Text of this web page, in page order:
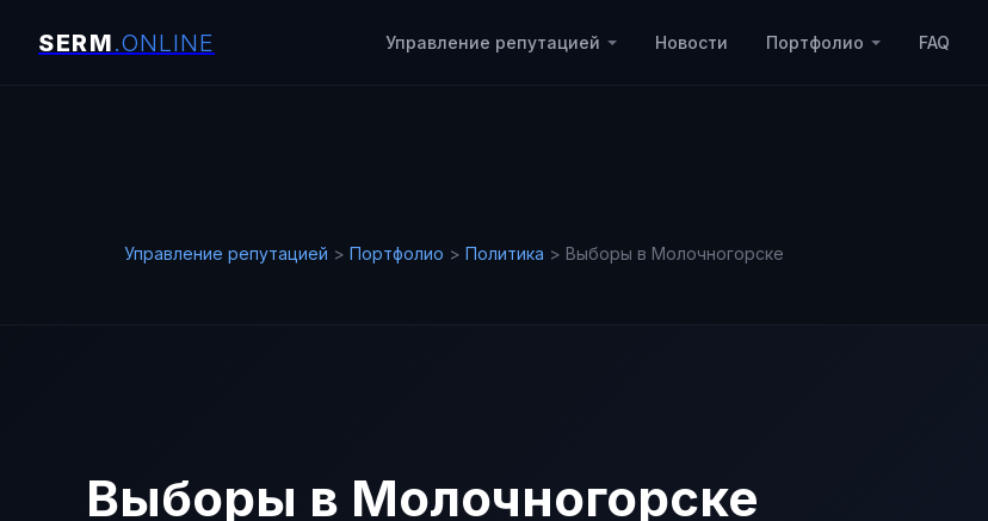
Управление репутацией Новости Портфолио FAQ
Управление репутацией > Портфолио > Политика > Выборы в Молочногорске
Выборы в Молочногорске